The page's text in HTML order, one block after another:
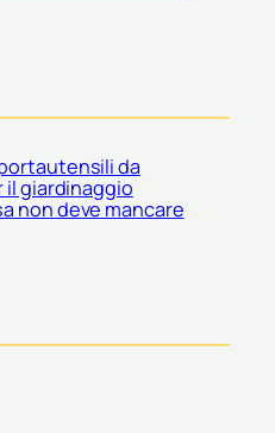
da
il giardinaggio
non deve mancare